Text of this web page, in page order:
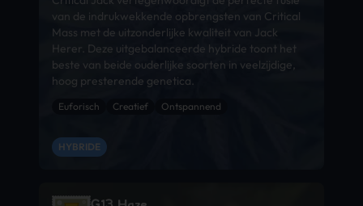
van de indrukwekkende opbrengsten van Critical
Mass met de uitzonderlijke kwaliteit van Jack
Herer. Deze uitgebalanceerde hybride toont het
beste van beide ouderlijke soorten in veelzijdige,
hoog presterende genetica.
Euforisch Creatief Ontspannend
HYBRIDE